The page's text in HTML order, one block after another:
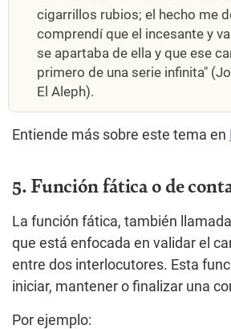
cigarrillos rubios; el hecho me
comprendí que el incesante y
se apartaba de ella y que ese
primero de una serie infinita"
El Aleph).
Entiende más sobre este tema en
5. Función fática o de
La función fática, también
que está enfocada en validar el
entre dos interlocutores. Esta
iniciar, mantener o finalizar una
Por ejemplo: